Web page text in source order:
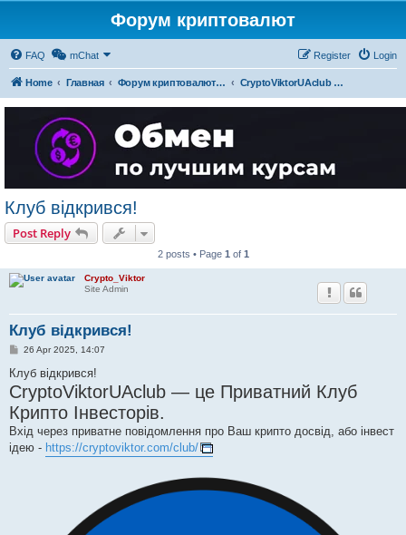
Форум криптовалют
FAQ mChat Login
Register
Home Главная Форум криптовалют українською CryptoViktorUAclub — Приватний Клуб Крипто Інвесторів
Клуб відкрився!
Post Reply
2 posts • Page 1 of 1
Crypto_Viktor
Site Admin
Клуб відкрився!
P
s
26 Apr 2025, 14:07
Клуб відкрився!
CryptoViktorUAclub — це Приватний Клуб
Крипто Інвесторів.
Вхід через приватне повідомлення про Ваш крипто досвід, або інвест
ідею - https://cryptoviktor.com/club/